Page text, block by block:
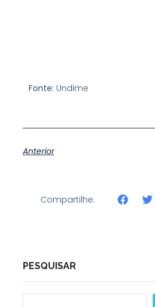
Fonte: Undime
Anterior
Compartilhe:
PESQUISAR